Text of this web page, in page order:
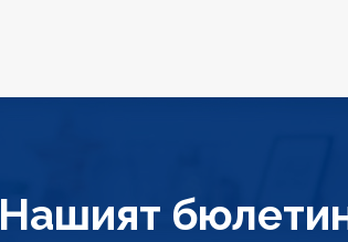
Нашият